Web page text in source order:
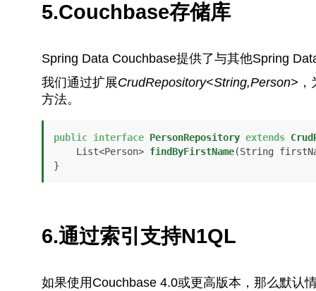
5.Couchbase存储库
Spring Data Couchbase提供了与其他Spring
我们通过扩展CrudRepository<String,Person>
方法。
public interface PersonRepository extends
    List<Person>
findByFirstName(String
}
6.通过索引支持N1QL
如果使用Couchbase 4.0或更高版本，那么默认